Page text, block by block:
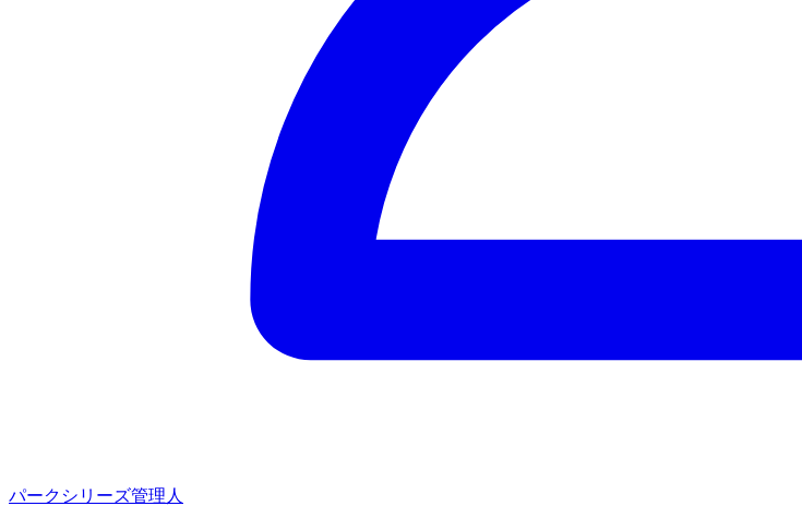
パークシリーズ管理人